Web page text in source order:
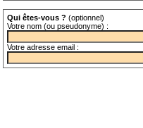
Qui êtes-vous ? (optionnel)
Votre nom (ou pseudonyme) :
Votre adresse email :